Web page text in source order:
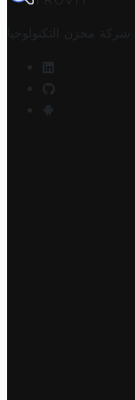
شركة مخزن التكنولوجيا